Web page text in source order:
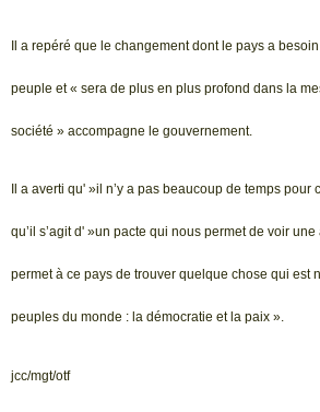
Il a repéré que le changement dont le pays a
peuple et « sera de plus en plus profond dans la
société » accompagne le gouvernement.
Il a averti qu' »il n’y a pas beaucoup de temps pour
qu’il s’agit d' »un pacte qui nous permet de voir
permet à ce pays de trouver quelque chose qui est
peuples du monde : la démocratie et la paix ».
jcc/mgt/otf